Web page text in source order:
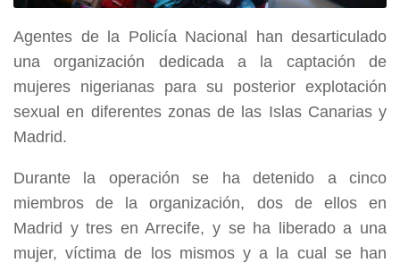
Agentes de la Policía Nacional han desarticulado
una organización dedicada a la captación de
mujeres nigerianas para su posterior explotación
sexual en diferentes zonas de las Islas Canarias y
Madrid.
Durante la operación se ha detenido a cinco
miembros de la organización, dos de ellos en
Madrid y tres en Arrecife, y se ha liberado a una
mujer, víctima de los mismos y a la cual se han